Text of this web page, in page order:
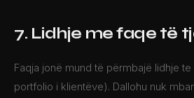
7. Lidhje me faqe të
Faqja jonë mund të përmbajë lidhje
portfolio i klientëve). Dallohu nuk